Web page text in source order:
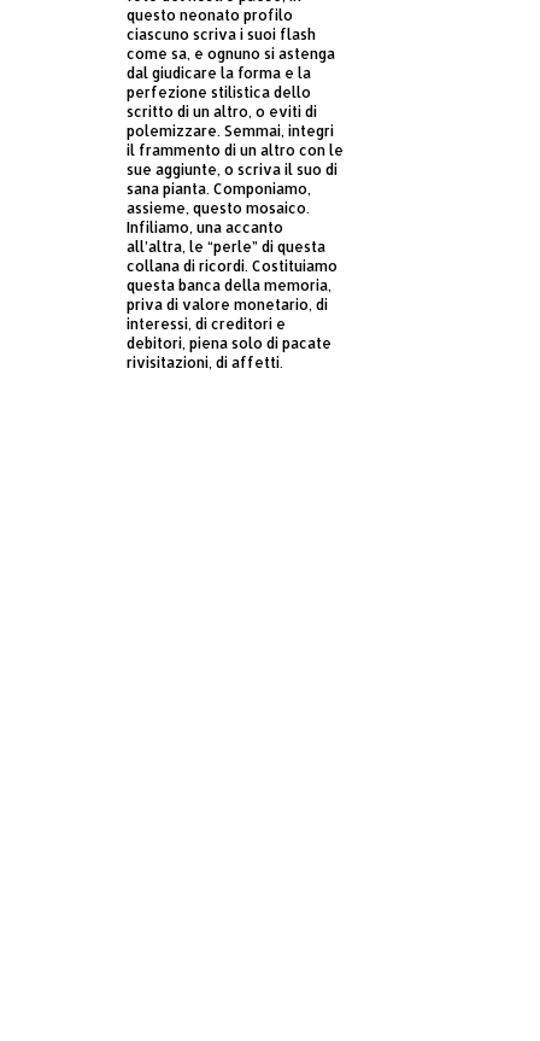
questo neonato profilo
ciascuno scriva i suoi flash
come sa, e ognuno si astenga
dal giudicare la forma e la
perfezione stilistica dello
scritto di un altro, o eviti di
polemizzare. Semmai, integri
il frammento di un altro con le
sue aggiunte, o scriva il suo di
sana pianta. Componiamo,
assieme, questo mosaico.
Infiliamo, una accanto
all’altra, le “perle” di questa
collana di ricordi. Costituiamo
questa banca della memoria,
priva di valore monetario, di
interessi, di creditori e
debitori, piena solo di pacate
rivisitazioni, di affetti.